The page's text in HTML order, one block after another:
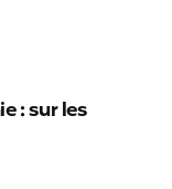
: sur les